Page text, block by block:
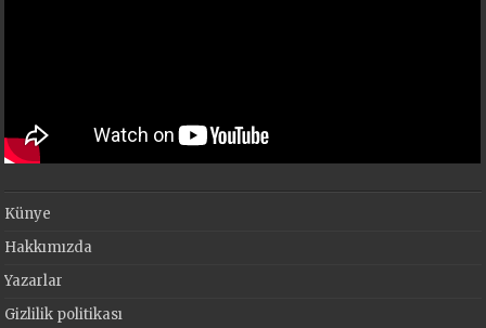
Künye
Hakkımızda
Yazarlar
Gizlilik politikası